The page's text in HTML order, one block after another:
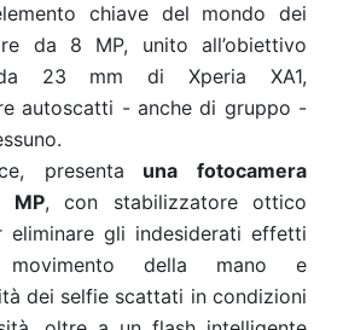
chiave del mondo dei
da 8 MP, unito all’obiettivo
da 23 mm di Xperia XA1,
autoscatti - anche di gruppo -
presenta una fotocamera
MP, con stabilizzatore ottico
eliminare gli indesiderati effetti
movimento della mano e
dei selfie scattati in condizioni